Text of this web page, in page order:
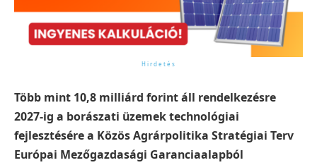
Több mint 10,8 milliárd forint áll rendelkezésre
2027-ig a borászati üzemek technológiai
fejlesztésére a Közös Agrárpolitika Stratégiai Terv
Európai Mezőgazdasági Garanciaalapból